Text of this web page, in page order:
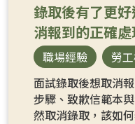
錄取後有了更
消報到的正確
職場經驗
勞
面試錄取後想取消
步驟、致歉信範本
然取消錄取，該如